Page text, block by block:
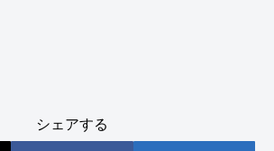
シェアする